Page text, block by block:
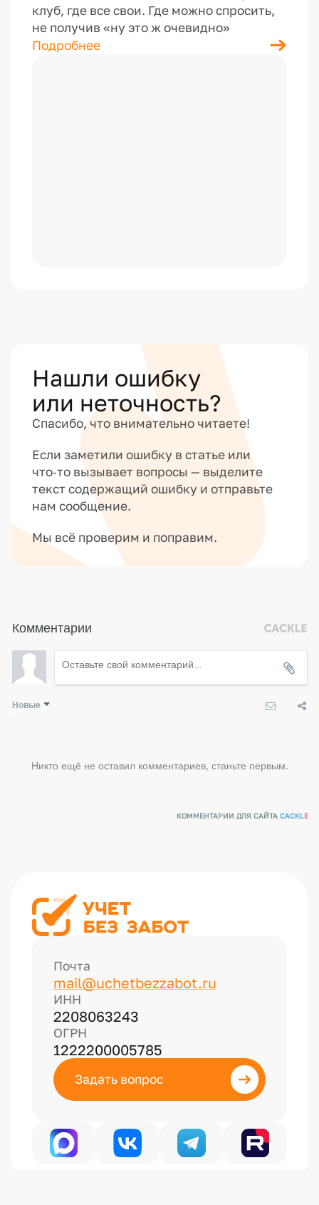
клуб, где все свои. Где можно спросить,
не получив «ну это ж очевидно»
Подробнее
Нашли ошибку
или неточность?
Спасибо, что внимательно читаете!
Если заметили ошибку в статье или
что‑то вызывает вопросы — выделите
текст содержащий ошибку и отправьте
нам сообщение.
Мы всё проверим и поправим.
Комментарии
Новые
Никто ещё не оставил комментариев, станьте первым.
КОММЕНТАРИИ ДЛЯ САЙТАCACKLE
Почта
mail@uchetbezzabot.ru
ИНН
2208063243
ОГРН
1222200005785
Задать вопрос